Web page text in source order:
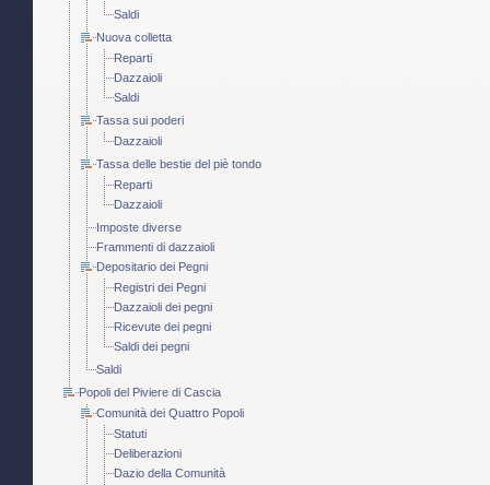
Saldi
Nuova colletta
Reparti
Dazzaioli
Saldi
Tassa sui poderi
Dazzaioli
Tassa delle bestie del piè tondo
Reparti
Dazzaioli
Imposte diverse
Frammenti di dazzaioli
Depositario dei Pegni
Registri dei Pegni
Dazzaioli dei pegni
Ricevute dei pegni
Saldi dei pegni
Saldi
Popoli del Piviere di Cascia
Comunità dei Quattro Popoli
Statuti
Deliberazioni
Dazio della Comunità